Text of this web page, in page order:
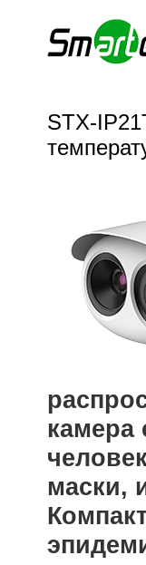
STX-
камера
маски,